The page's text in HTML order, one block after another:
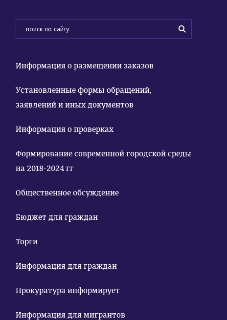
Информация о размещении заказов
Установленные формы обращений,
заявлений и иных документов
Информация о проверках
Формирование современной городской среды
на 2018-2024 гг
Общественное обсуждение
Бюджет для граждан
Торги
Информация для граждан
Прокуратура информирует
Информация для мигрантов